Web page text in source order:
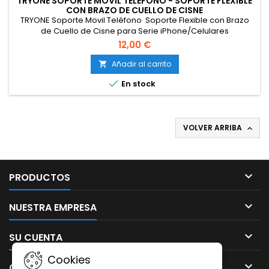
CON BRAZO DE CUELLO DE CISNE
TRYONE Soporte Movil Teléfono Soporte Flexible con Brazo
de Cuello de Cisne para Serie iPhone/Celulares
Samsung/Huawei/Google Pixel y Más 70 cm de Longitud en
Total
12,00 €
 Añadir al carrito
 En stock
VOLVER ARRIBA 
PRODUCTOS 
NUESTRA EMPRESA 
SU CUENTA 
Cookies